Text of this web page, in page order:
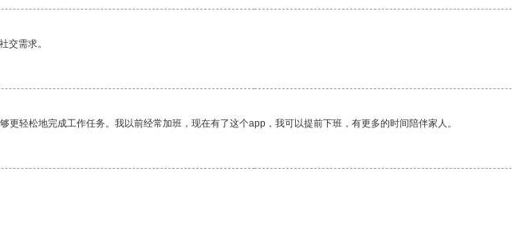
交需求。
更轻松地完成工作任务。我以前经常加班，现在有了这个app，我可以提前下班，有更多的时间陪伴家人。